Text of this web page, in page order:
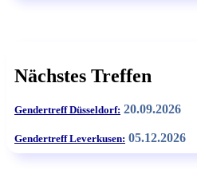
Nächstes Treffen
Gendertreff Düsseldorf: 20.09.2026
Gendertreff Leverkusen: 05.12.2026